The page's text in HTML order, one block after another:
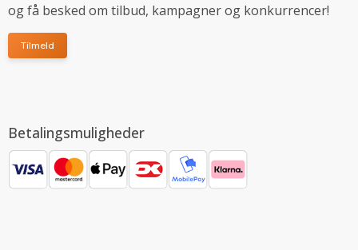
og få besked om tilbud, kampagner og konkurrencer!
Tilmeld
Betalingsmuligheder